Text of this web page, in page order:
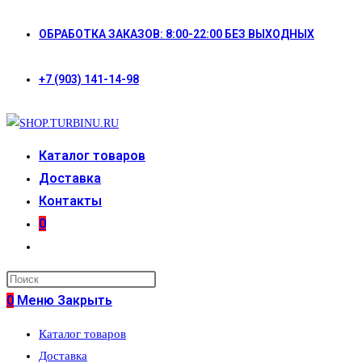
ОБРАБОТКА ЗАКАЗОВ: 8:00-22:00 БЕЗ ВЫХОДНЫХ
+7 (903) 141-14-98
Каталог товаров
Доставка
Контакты
0
поиск
по
сайту
0 Меню Закрыть
Каталог товаров
Доставка